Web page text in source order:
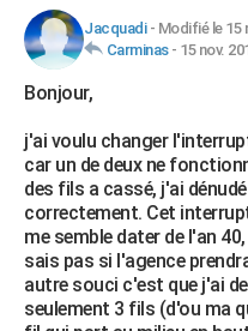
FINANCE
Retraite
Impôts
Epargne
Immobilier
Risques naturels par ville
Banque
Assurance
Crédit
AUTO
Essais
Réserver un essai
Citadines
Berlines
SUV
Forum auto
+HIGH-TECH
Mobiles
Meilleur smartphone
Internet
Ordinateurs
Jeux vidéo
Guide high-tech
+BRICOLAGE
Forum
Aménagement intérieur
Extérieur
Cuisine
Salle de bains
Jardinage
Rangement
WEEK-END
Guides de France
Escapades
Patrimoine
Expositions
Musées
Week-end nature
LIFESTYLE
Art de vivre
Bien-être
Loisirs
Modes de vie
SANTE
Jacquadi- Modifié le 15
Carminas- 15 nov.
Bonjour,
j'ai voulu changer
car un de deux ne
des fils a cassé, j'ai
correctement. Cet
me semble dater de l'an
sais pas si l'agence
autre souci c'est que j'ai
seulement 3 fils (d'ou ma